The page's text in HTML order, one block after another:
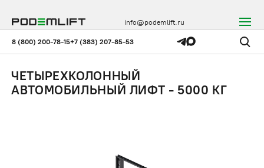
8 (800) 200-78-15+7 (383) 207-85-53
info@podemlift.ru
ЧЕТЫРЕХКОЛОННЫЙ
АВТОМОБИЛЬНЫЙ ЛИФТ - 5000 КГ